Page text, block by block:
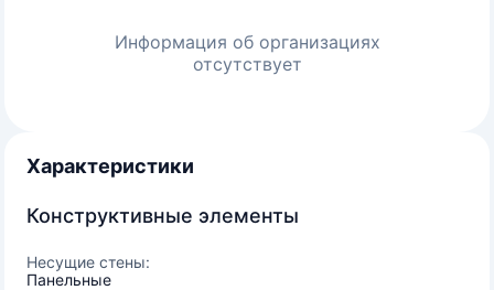
Информация об организациях
отсутствует
Характеристики
Конструктивные элементы
Несущие стены:
Панельные